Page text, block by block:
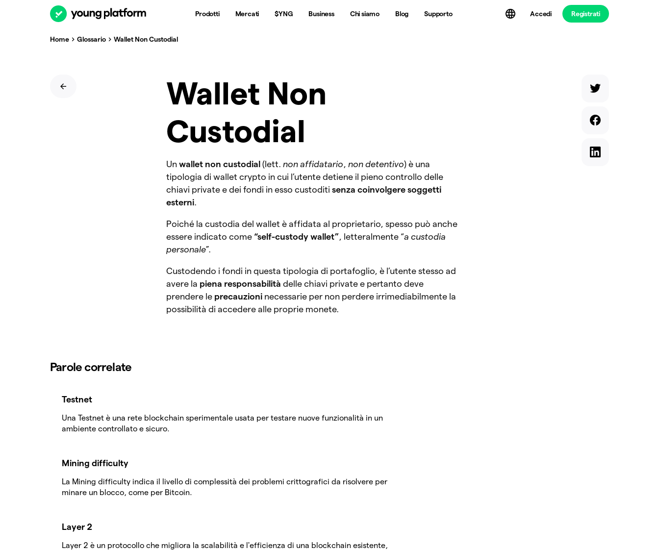
Prodotti Mercati $YNG Business Chi siamo Blog Supporto Accedi Registrati
Home Glossario Wallet Non Custodial
Wallet Non
Custodial
Un wallet non custodial (lett. non affidatario, non detentivo) è una
tipologia di wallet crypto in cui l’utente detiene il pieno controllo delle
chiavi private e dei fondi in esso custoditi senza coinvolgere soggetti
esterni.
Poiché la custodia del wallet è affidata al proprietario, spesso può anche
essere indicato come “self-custody wallet”, letteralmente “a custodia
personale”.
Custodendo i fondi in questa tipologia di portafoglio, è l’utente stesso ad
avere la piena responsabilità delle chiavi private e pertanto deve
prendere le precauzioni necessarie per non perdere irrimediabilmente la
possibilità di accedere alle proprie monete.
Parole correlate
Testnet
Una Testnet è una rete blockchain sperimentale usata per testare nuove funzionalità in un
ambiente controllato e sicuro.
Mining difficulty
La Mining difficulty indica il livello di complessità dei problemi crittografici da risolvere per
minare un blocco, come per Bitcoin.
Layer 2
Layer 2 è un protocollo che migliora la scalabilità e l'efficienza di una blockchain esistente,